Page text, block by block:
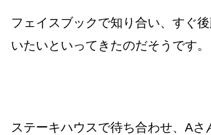
フェイスブックで知り合い、すぐ
いたいといってきたのだそうです。
ステーキハウスで待ち合わせ、Aさ